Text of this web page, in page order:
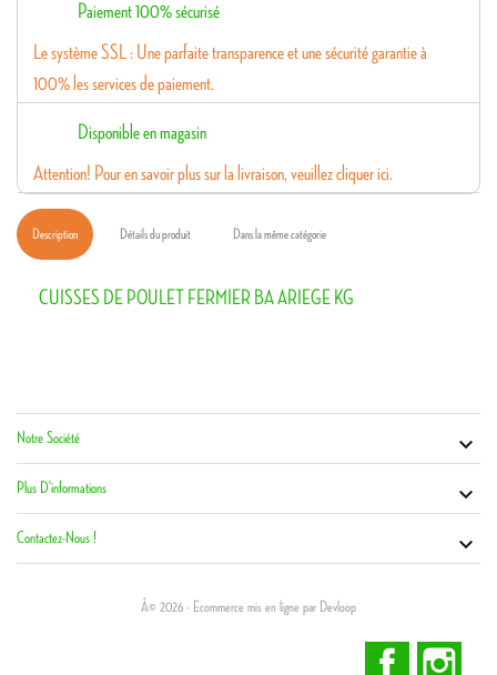
Paiement 100% sécurisé
Le système SSL : Une parfaite transparence et une sécurité garantie à
100% les services de paiement.
Disponible en magasin
Attention! Pour en savoir plus sur la livraison, veuillez cliquer ici.
Description Détails du produit Dans la même catégorie
CUISSES DE POULET FERMIER BA ARIEGE KG
Notre Société 
Plus D'informations 
Contactez-Nous ! 

Â© 2026 - Ecommerce mis en ligne par Devloop
Facebook